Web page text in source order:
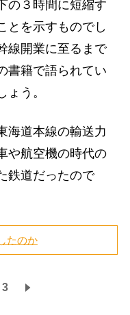
の３時間に短縮す
とを示すものでし
線開業に至るまで
書籍で語られてい
う。
海道本線の輸送力
や航空機の時代の
鉄道だったので
たのか
3